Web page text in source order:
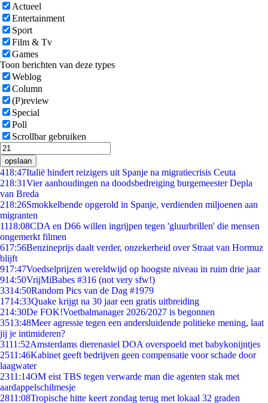
Actueel
Entertainment
Sport
Film & Tv
Games
Toon berichten van deze types
Weblog
Column
(P)review
Special
Poll
Scrollbar gebruiken
opslaan
418:47Italië hindert reizigers uit Spanje na migratiecrisis Ceuta
218:31Vier aanhoudingen na doodsbedreiging burgemeester Depla
van Breda
218:26Smokkelbende opgerold in Spanje, verdienden miljoenen aan
migranten
1118:08CDA en D66 willen ingrijpen tegen 'gluurbrillen' die mensen
ongemerkt filmen
617:56Benzineprijs daalt verder, onzekerheid over Straat van Hormuz
blijft
917:47Voedselprijzen wereldwijd op hoogste niveau in ruim drie jaar
914:50VrijMiBabes #316 (not very sfw!)
3314:50Random Pics van de Dag #1979
1714:33Quake krijgt na 30 jaar een gratis uitbreiding
214:30De FOK!Voetbalmanager 2026/2027 is begonnen
3513:48Meer agressie tegen een andersluidende politieke mening, laat
jij je intimideren?
3111:52Amsterdams dierenasiel DOA overspoeld met babykonijntjes
2511:46Kabinet geeft bedrijven geen compensatie voor schade door
laagwater
2311:14OM eist TBS tegen verwarde man die agenten stak met
aardappelschilmesje
2811:08Tropische hitte keert zondag terug met lokaal 32 graden